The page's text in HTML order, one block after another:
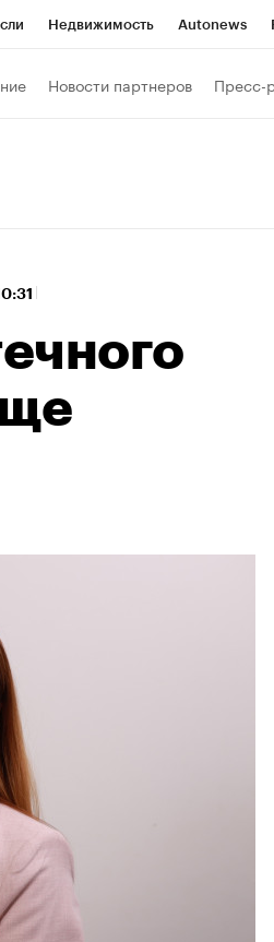
Недвижимость Autonews
Новости партнеров Пресс-